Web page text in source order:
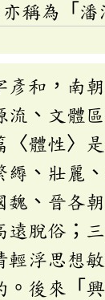
稱為「潘
彥和，南
流、文體
〈體性〉
縟、壯麗
魏、晉各
遠脫俗；
輕浮思想
。後來「